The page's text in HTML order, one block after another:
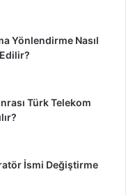
Yönlendirme Nasıl
Türk Telekom
İsmi Değiştirme